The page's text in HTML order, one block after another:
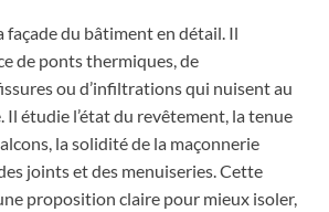
façade du bâtiment en détail. Il
de ponts thermiques, de
ou d’infiltrations qui nuisent au
étudie l’état du revêtement, la tenue
la solidité de la maçonnerie
joints et des menuiseries. Cette
proposition claire pour mieux isoler,